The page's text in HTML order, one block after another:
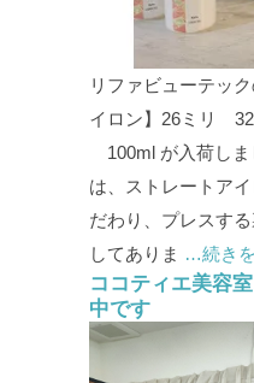
リファビューテッ
イロン】26ミリ 32
100ml が入荷しま
は、ストレートア
だわり、プレスす
してありま …続き
ココティエ美容
中です